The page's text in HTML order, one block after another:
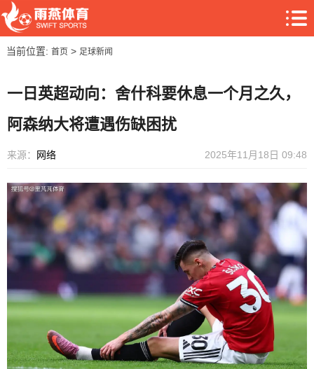
当前位置: 首页> 足球新闻
一日英超动向：舍什科要休息一个月之久，
阿森纳大将遭遇伤缺困扰
来源： 网络 2025年11月18日 09:48